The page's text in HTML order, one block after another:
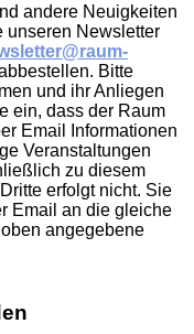
andere Neuigkeiten
unseren Newsletter
Bitte
und ihr Anliegen
ein, dass der Raum
Email Informationen
Veranstaltungen
zu diesem
erfolgt nicht. Sie
Email an die gleiche
angegebene